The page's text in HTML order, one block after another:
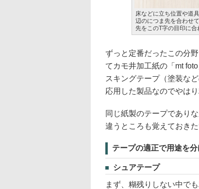
床などに立ち位置や道
辺のにつま先を合わせ
先をこのT字の目印に
ずっと定番だったこの分
てカモ井加工紙の「mt
スキングテープ（塗装な
応用した製品なのでやは
同じ紙製のテープであり
違うところも覚えておきた
テープの適正で用途を分
シュアテープ
まず、糊残りしない中で